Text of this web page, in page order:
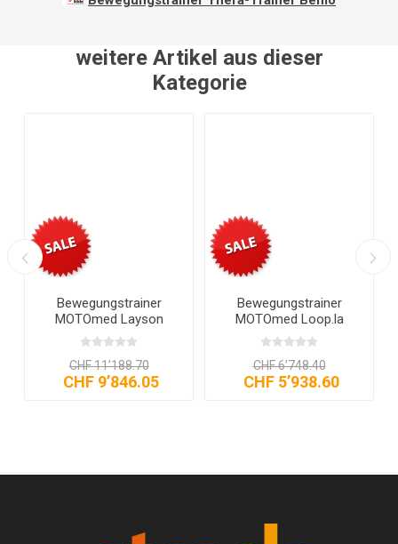
weitere Artikel aus dieser
Kategorie
Bewegungstrainer
MOTOmed Layson
CHF 11’188.70
CHF 9’846.05
Bewegungstrainer
MOTOmed Loop.la
CHF 6’748.40
CHF 5’938.60